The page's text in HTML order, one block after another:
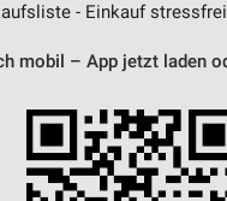
- Einkauf
mobil – App jetzt laden
Inhalte